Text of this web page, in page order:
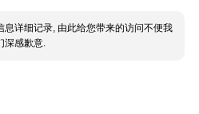
息详细记录, 由此给您带来的访问不便我
深感歉意.